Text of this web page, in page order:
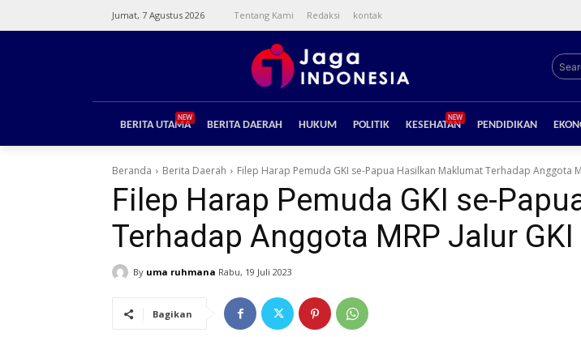
Jumat, 7 Agustus 2026 Tentang Kami Redaksi kontak
BERITA UTAMA
NEW
BERITA DAERAH HUKUM POLITIK KESEHATAN
NEW
PENDIDIKAN
Beranda Berita Daerah Filep Harap Pemuda GKI se-Papua Hasilkan Maklumat Terhadap Anggota
Filep Harap Pemuda GKI se-
Terhadap Anggota MRP Jalur GKI
By uma ruhmana Rabu, 19 Juli 2023
Bagikan